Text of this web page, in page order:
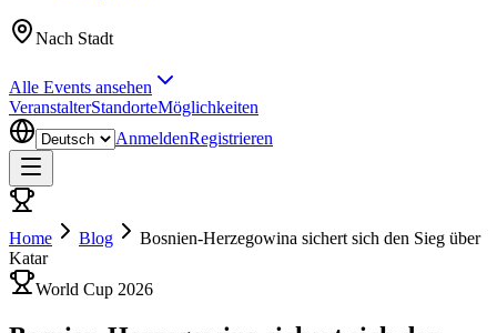
Nach Stadt
Alle Events ansehen
VeranstalterStandorteMöglichkeiten
AnmeldenRegistrieren
Home Blog
Bosnien-Herzegowina sichert sich den Sieg über
Katar
World Cup 2026